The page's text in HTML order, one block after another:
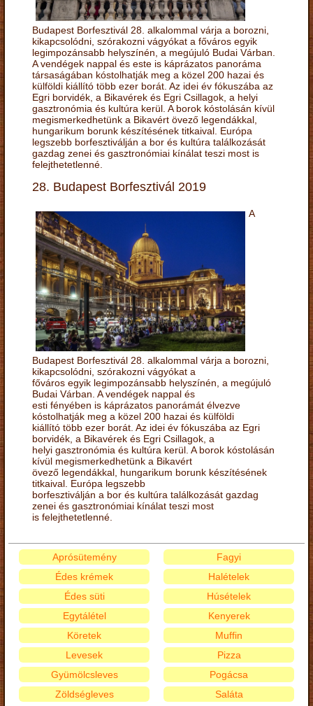
Budapest Borfesztivál 28. alkalommal várja a borozni,
kikapcsolódni, szórakozni vágyókat a főváros egyik
legimpozánsabb helyszínén, a megújuló Budai Várban.
A vendégek nappal és este is káprázatos panoráma
társaságában kóstolhatják meg a közel 200 hazai és
külföldi kiállító több ezer borát. Az idei év fókuszába az
Egri borvidék, a Bikavérek és Egri Csillagok, a helyi
gasztronómia és kultúra kerül. A borok kóstolásán kívül
megismerkedhetünk a Bikavért övező legendákkal,
hungarikum borunk készítésének titkaival. Európa
legszebb borfesztiválján a bor és kultúra találkozását
gazdag zenei és gasztronómiai kínálat teszi most is
felejthetetlenné.
28. Budapest Borfesztivál 2019
A
Budapest Borfesztivál 28. alkalommal várja a borozni,
kikapcsolódni, szórakozni vágyókat a
főváros egyik legimpozánsabb helyszínén, a megújuló
Budai Várban. A vendégek nappal és
esti fényében is káprázatos panorámát élvezve
kóstolhatják meg a közel 200 hazai és külföldi
kiállító több ezer borát. Az idei év fókuszába az Egri
borvidék, a Bikavérek és Egri Csillagok, a
helyi gasztronómia és kultúra kerül. A borok kóstolásán
kívül megismerkedhetünk a Bikavért
övező legendákkal, hungarikum borunk készítésének
titkaival. Európa legszebb
borfesztiválján a bor és kultúra találkozását gazdag
zenei és gasztronómiai kínálat teszi most
is felejthetetlenné.
Aprósütemény
Édes krémek
Édes süti
Egytálétel
Fagyi
Halételek
Húsételek
Kenyerek
Köretek
Levesek
Gyümölcsleves
Zöldségleves
Muffin
Pizza
Pogácsa
Saláta